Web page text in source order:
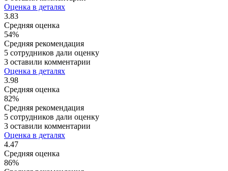
Оценка в деталях
3.83
Средняя оценка
54%
Средняя рекомендация
5 сотрудников дали оценку
3 оставили комментарии
Оценка в деталях
3.98
Средняя оценка
82%
Средняя рекомендация
5 сотрудников дали оценку
3 оставили комментарии
Оценка в деталях
4.47
Средняя оценка
86%